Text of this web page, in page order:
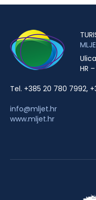
HR
Tel. +385 20 780 7992,
info@mljet.hr
www.mljet.hr